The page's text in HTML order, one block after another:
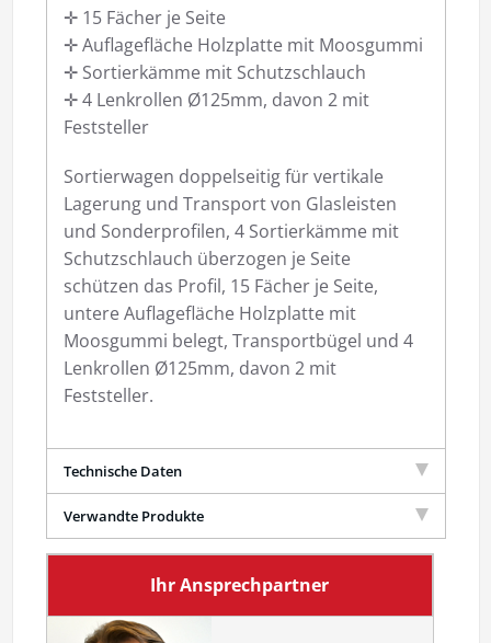
✛ 15 Fächer je Seite
✛ Auflagefläche Holzplatte mit Moosgummi
✛ Sortierkämme mit Schutzschlauch
✛ 4 Lenkrollen Ø125mm, davon 2 mit
Feststeller
Sortierwagen doppelseitig für vertikale
Lagerung und Transport von Glasleisten
und Sonderprofilen, 4 Sortierkämme mit
Schutzschlauch überzogen je Seite
schützen das Profil, 15 Fächer je Seite,
untere Auflagefläche Holzplatte mit
Moosgummi belegt, Transportbügel und 4
Lenkrollen Ø125mm, davon 2 mit
Feststeller.
Technische Daten
Verwandte Produkte
Ihr Ansprechpartner